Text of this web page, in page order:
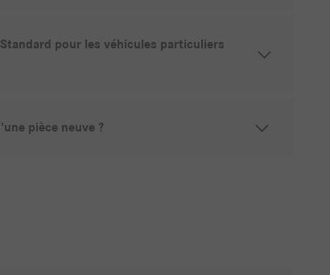
pour les véhicules particuliers
pièce neuve ?